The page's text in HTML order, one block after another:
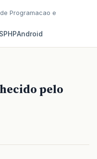
Programacao e
PHPAndroid
pelo